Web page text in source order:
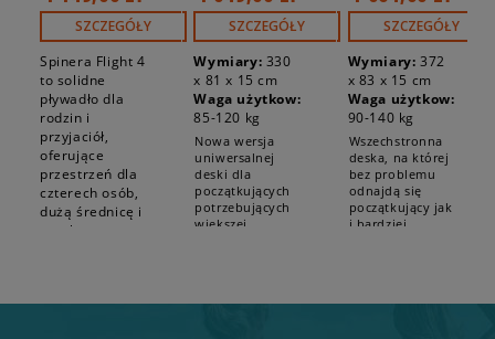
SZCZEGÓŁY
Spinera Flight 4
to solidne
pływadło dla
rodzin i
przyjaciół,
oferujące
przestrzeń dla
czterech osób,
dużą średnicę i
trwałą
przygody.
23FUP
SIEDZISKO
SZCZEGÓŁY
Wymiary: 330
x 81 x 15 cm
Waga użytkow:
85-120 kg
Nowa wersja
uniwersalnej
deski dla
początkujących
potrzebujących
większej
zestawie z
SZCZEGÓŁY
Wymiary: 372
x 83 x 15 cm
Waga użytkow:
90-140 kg
Wszechstronna
deska, na której
bez problemu
odnajdą się
początkujący jak
i bardziej
odpowiadają aż